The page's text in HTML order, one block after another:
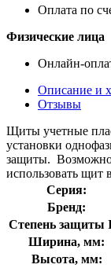
Оплата по
Физические лица
Онлайн-
Описание и
Отзывы
Щиты учетные
установки
защиты.
использовать щит
Серия:
Бренд:
Степень защиты
Ширина, мм:
Высота, мм: